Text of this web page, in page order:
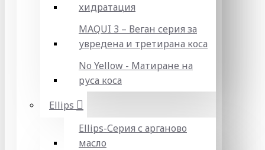
хидратация
MAQUI 3 – Веган серия за
увредена и третирана коса
No Yellow - Матиране на
руса коса
Ellips
Ellips-Серия с арганово
масло